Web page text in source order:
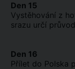
Den 15
Vystěhování z
srazu určí
Den 16
Přílet do Polska